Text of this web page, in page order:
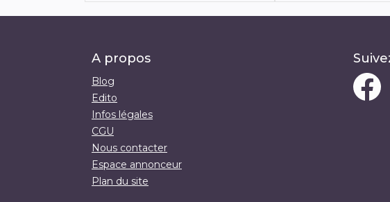
A propos
Blog
Edito
Infos légales
CGU
Nous contacter
Espace annonceur
Plan du site